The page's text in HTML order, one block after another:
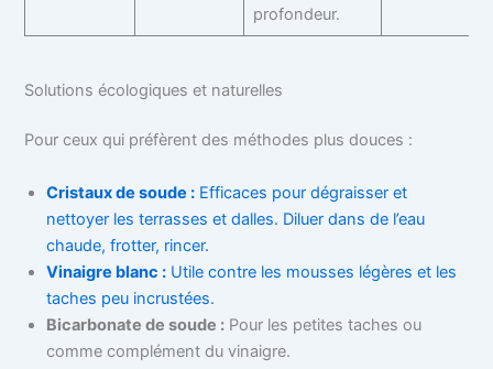
profondeur.
Solutions écologiques et naturelles
Pour ceux qui préfèrent des méthodes plus douces :
Cristaux de soude : Efficaces pour dégraisser et
nettoyer les terrasses et dalles. Diluer dans de l’eau
chaude, frotter, rincer.
Vinaigre blanc : Utile contre les mousses légères et les
taches peu incrustées.
Bicarbonate de soude : Pour les petites taches ou
comme complément du vinaigre.